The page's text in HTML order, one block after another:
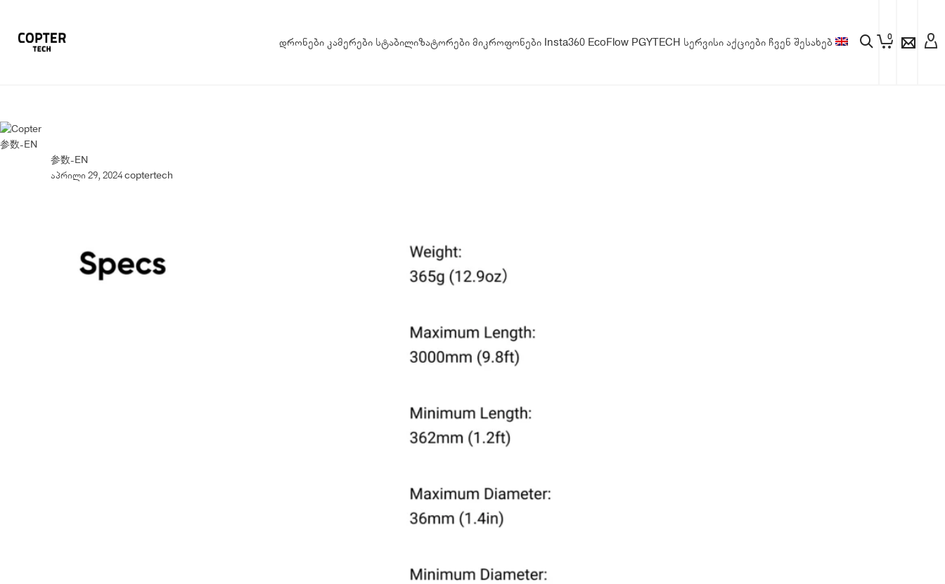
0
დრონები კამერები სტაბილიზატორები მიკროფონები Insta360 EcoFlow PGYTECH სერვისი აქციები ჩვენ შესახებ
参数-EN
参数-EN
აპრილი 29, 2024coptertech